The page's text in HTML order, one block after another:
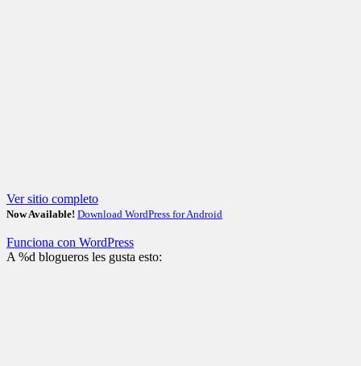
Ver sitio completo
Now Available! Download WordPress for Android
Funciona con WordPress
A%d blogueros les gusta esto: